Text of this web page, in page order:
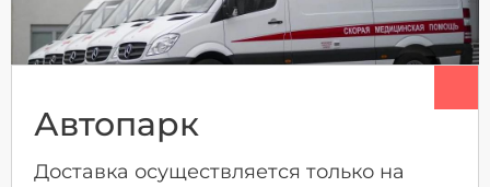
Автопарк
Доставка осуществляется только на